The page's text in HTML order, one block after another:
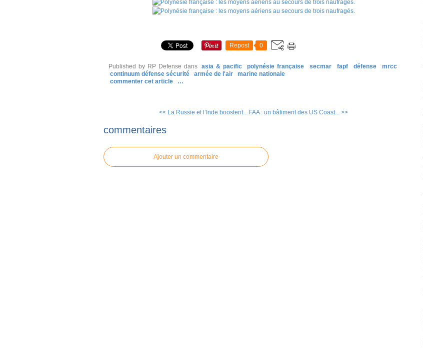
Repost 0
Published by RP Defense dans asia & pacific polynésie française secmar fapf défense
mrcc
continuum défense sécurité
armée de l'air
marine nationale
commenter cet article
…
<< La Russie et l’Inde boostent... FAA : un bâtiment des US Coast... >>
commentaires
Ajouter un commentaire